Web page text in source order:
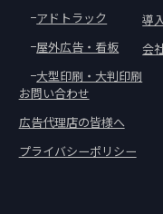
アドトラック
屋外広告・看板
大型印刷・大判印刷
導
会
お問い合わせ
広告代理店の皆様へ
プライバシーポリシー